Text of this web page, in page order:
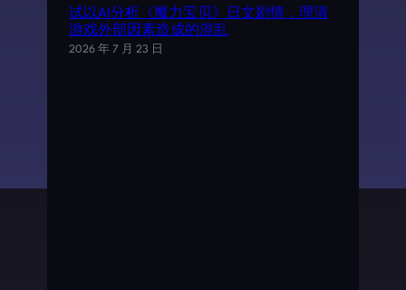
试以AI分析《魔力宝贝》日文剧情，理清
游戏外部因素造成的混乱
2026 年 7 月 23 日